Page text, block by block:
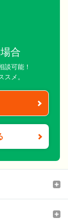
合
談可能！
メ。